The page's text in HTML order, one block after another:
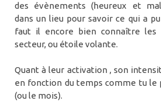
des évènements (heureux et
dans un lieu pour savoir ce qui a
faut il encore bien connaître
secteur, ou étoile volante.
Quant à leur activation , son
en fonction du temps comme tu le
(ou le mois).